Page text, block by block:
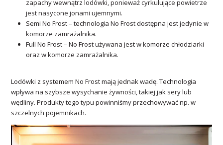
zapachy wewnątrz lodówki, ponieważ cyrkulujące powietrze
jest nasycone jonami ujemnymi.
Semi No Frost – technologia No Frost dostępna jest jedynie w
komorze zamrażalnika.
Full No Frost – No Frost używana jest w komorze chłodziarki
oraz w komorze zamrażalnika.
Lodówki z systemem No Frost mają jednak wadę. Technologia
wpływa na szybsze wysychanie żywności, takiej jak sery lub
wędliny. Produkty tego typu powinniśmy przechowywać np. w
szczelnych pojemnikach.